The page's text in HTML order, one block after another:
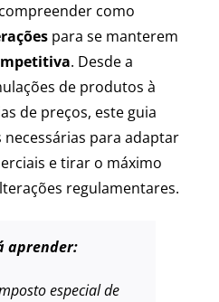
como
para se manterem
. Desde a
de produtos à
de preços, este guia
para adaptar
e tirar o máximo
regulamentares.
aprender:
especial de